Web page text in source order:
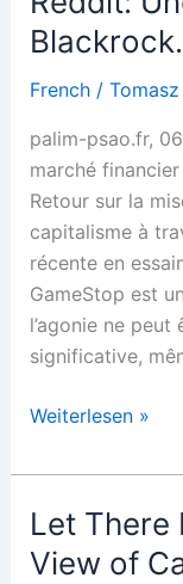
di
Reddit:
la
abbuffata
di
Blackrock
Blackrock.
French/
palim-psao.fr,
marché
Retour sur la
capitalisme à
récente en
GameStop est
l’agonie ne
significative,
Fonds
GameStop
et
les
petits
Weiterlesen »
Let There
View of